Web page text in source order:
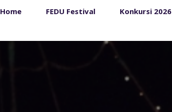
Home FEDU Festival Konkursi 2026